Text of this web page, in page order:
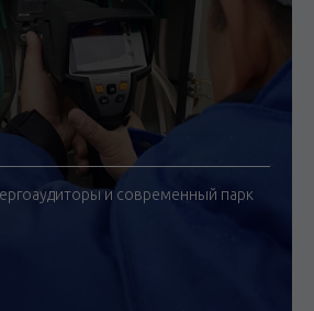
и современный парк